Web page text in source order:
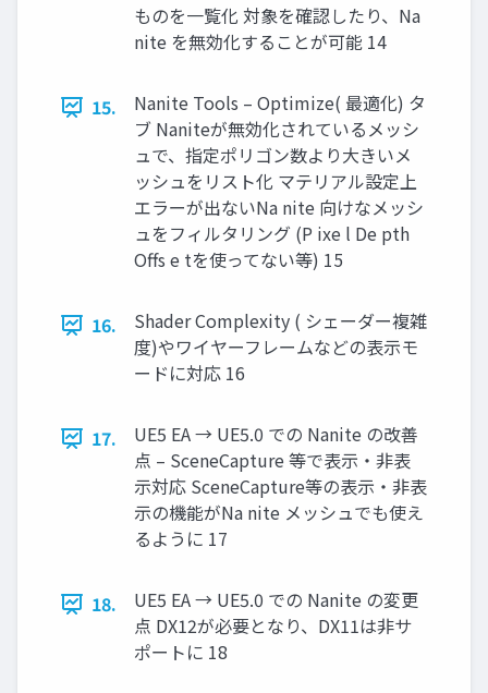
ものを一覧化 対象を確認したり、Na
nite を無効化することが可能 14
15.
Nanite Tools – Optimize( 最適化) タ
ブ Naniteが無効化されているメッシ
ュで、指定ポリゴン数より大きいメ
ッシュをリスト化 マテリアル設定上
エラーが出ないNa nite 向けなメッシ
ュをフィルタリング (P ixe l De pth
Offs e tを使ってない等) 15
16.
Shader Complexity ( シェーダー複雑
度)やワイヤーフレームなどの表示モ
ードに対応 16
17.
UE5 EA → UE5.0 での Nanite の改善
点 – SceneCapture 等で表示・非表
示対応 SceneCapture等の表示・非表
示の機能がNa nite メッシュでも使え
るように 17
18.
UE5 EA → UE5.0 での Nanite の変更
点 DX12が必要となり、DX11は非サ
ポートに 18